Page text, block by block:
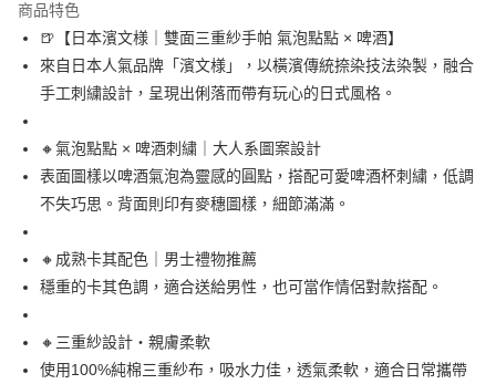
合作金庫商業銀行
華南商業銀行
彰化商業銀行
上海商業儲蓄銀行
台北富邦商業銀行
國泰世華商業銀行
兆豐國際商業銀行
匯豐（台灣）商業銀行
華泰商業銀行
聯邦商業銀行
遠東國際商業銀行
元大商業銀行
永豐商業銀行
玉山商業銀行
星展（台灣）商業銀行
台灣樂天信用卡公司
超商取貨付款
LINE Pay
街口支付
Google Pay
全家取貨付款
商品特色
🍺【日本濱文様｜雙面三重紗手帕 氣泡點點 × 啤酒】
來自日本人氣品牌「濱文様」，以橫濱傳統捺染技法染製，融合
手工刺繍設計，呈現出俐落而帶有玩心的日式風格。
🔸氣泡點點 × 啤酒刺繍｜大人系圖案設計
表面圖樣以啤酒氣泡為靈感的圓點，搭配可愛啤酒杯刺繍，低調
不失巧思。背面則印有麥穗圖樣，細節滿滿。
🔸成熟卡其配色｜男士禮物推薦
穩重的卡其色調，適合送給男性，也可當作情侶對款搭配。
🔸三重紗設計・親膚柔軟
使用100%純棉三重紗布，吸水力佳，透氣柔軟，適合日常攜帶